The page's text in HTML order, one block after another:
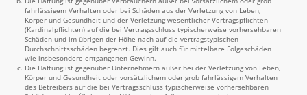
fahrlässigem Verhalten oder bei Schäden aus der Verletzung von Leben,
Körper und Gesundheit und der Verletzung wesentlicher Vertragspflichten
(Kardinalpflichten) auf die bei Vertragsschluss typischerweise vorhersehbaren
Schäden und im übrigen der Höhe nach auf die vertragstypischen
Durchschnittsschäden begrenzt. Dies gilt auch für mittelbare Folgeschäden
wie insbesondere entgangenen Gewinn.
Die Haftung ist gegenüber Unternehmern außer bei der Verletzung von Leben,
Körper und Gesundheit oder vorsätzlichem oder grob fahrlässigem Verhalten
des Betreibers auf die bei Vertragsschluss typischerweise vorhersehbaren